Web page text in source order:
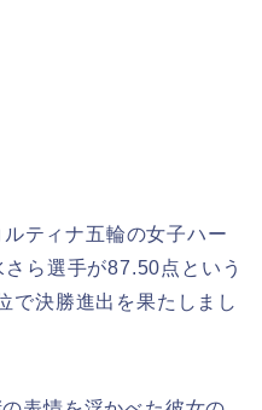
ティナ五輪の女子ハー
ら選手が87.50点という
で決勝進出を果たしまし